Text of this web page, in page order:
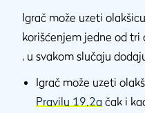
Igrač može uzeti
korišćenjem jedne od tri
, u svakom slučaju
Igrač može uzeti
Pravilu 19.2a čak i